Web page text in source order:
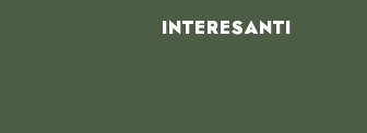
INTERESANTI